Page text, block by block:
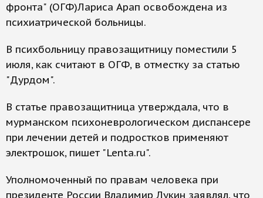
фронта" (ОГФ)Лариса Арап освобождена из
психиатрической больницы.
В психбольницу правозащитницу поместили 5
июля, как считают в ОГФ, в отместку за статью
"Дурдом".
В статье правозащитница утверждала, что в
мурманском психоневрологическом диспансере
при лечении детей и подростков применяют
электрошок, пишет "Lenta.ru".
Уполномоченный по правам человека при
президенте России Владимир Лукин заявлял, что